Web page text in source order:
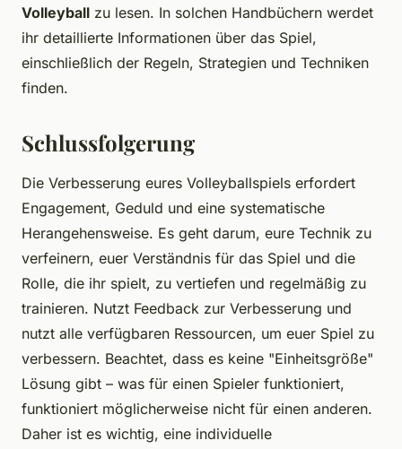
Volleyball zu lesen. In solchen Handbüchern werdet
ihr detaillierte Informationen über das Spiel,
einschließlich der Regeln, Strategien und Techniken
finden.
Schlussfolgerung
Die Verbesserung eures Volleyballspiels erfordert
Engagement, Geduld und eine systematische
Herangehensweise. Es geht darum, eure Technik zu
verfeinern, euer Verständnis für das Spiel und die
Rolle, die ihr spielt, zu vertiefen und regelmäßig zu
trainieren. Nutzt Feedback zur Verbesserung und
nutzt alle verfügbaren Ressourcen, um euer Spiel zu
verbessern. Beachtet, dass es keine "Einheitsgröße"
Lösung gibt – was für einen Spieler funktioniert,
funktioniert möglicherweise nicht für einen anderen.
Daher ist es wichtig, eine individuelle